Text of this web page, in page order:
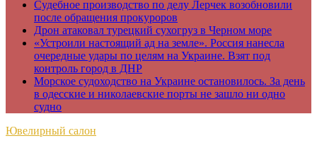
Судебное производство по делу Лерчек возобновили
после обращения прокуроров
Дрон атаковал турецкий сухогруз в Черном море
«Устроили настоящий ад на земле». Россия нанесла
очередные удары по целям на Украине. Взят под
контроль город в ДНР
Морское судоходство на Украине остановилось. За день
в одесские и николаевские порты не зашло ни одно
судно
Ювелирный салон